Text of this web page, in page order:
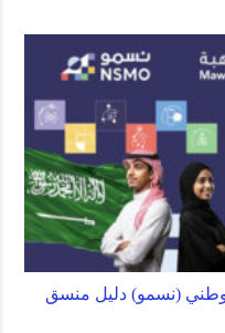
(نسمو) دليل منسق